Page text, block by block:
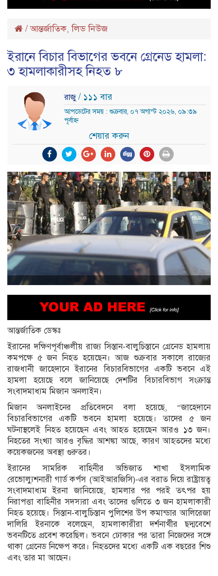
/আন্তর্জাতিক,লিড নিউজ
ইরানে বিচার বিভাগের ভবনে গ্রেনেড হামলা:
৩ হামলাকারীসহ নিহত ৮
রাজু / ১১১ বার
আপডেটের সময় : শুক্রবার, ০৭ অগাস্ট ২০২৬, ০৯:৩৯
পূর্বাহ্ন
শেয়ার করুন
আন্তর্জাতিক ডেস্কঃ
ইরানের দক্ষিণপূর্বাঞ্চলীয় রাজ্য সিস্তান-বালুচিস্তানে গ্রেনেড হামলায়
কমপক্ষে ৫ জন নিহত হয়েছেন। আজ শুক্রবার সকালে রাজ্যের
রাজধানী জাহেদানে ইরানের বিচারবিভাগের একটি ভবনে এই
হামলা হয়েছে বলে জানিয়েছে দেশটির বিচারবিভাগ সংক্রান্ত
সংবাদমাধ্যম মিজান অনলাইন।
মিজান অনলাইনের প্রতিবেদনে বলা হয়েছে, “জাহেদানে
বিচারবিভাগের একটি ভবনে হামলা হয়েছে। তাদের ৫ জন
ঘটনাস্থলেই নিহত হয়েছেন এবং আহত হয়েছেন আরও ১৩ জন।
নিহতের সংখ্যা আরও বৃদ্ধির আশঙ্কা আছে, কারণ আহতদের মধ্যে
কয়েকজনের অবস্থা গুরুতর।
ইরানের সামরিক বাহিনীর অভিজাত শাখা ইসলামিক
রেভোল্যুশনারী গার্ড কর্পস (আইআরজিসি)-এর বরাত দিয়ে রাষ্ট্রায়ত্ব
সংবাদমাধ্যম ইরনা জানিয়েছে, হামলার পর পরই তৎপর হয়
নিরাপত্তা বাহিনীর সদস্যরা এবং তাদের গুলিতে ৩ জন হামলাকারী
নিহত হয়েছে। সিস্তান-বালুচিস্তান পুলিশের উপ কমান্ডার আলিরেজা
দালিরি ইরনাকে বলেছেন, হামলাকারীরা দর্শনার্থীর ছদ্মবেশে
ভবনটিতে প্রবেশ করেছিল। ভবনে ঢোকার পর তারা নিজেদের সঙ্গে
থাকা গ্রেনেড নিক্ষেপ করে। নিহতদের মধ্যে একটি এক বছরের শিশু
এবং তার মা আছেন।